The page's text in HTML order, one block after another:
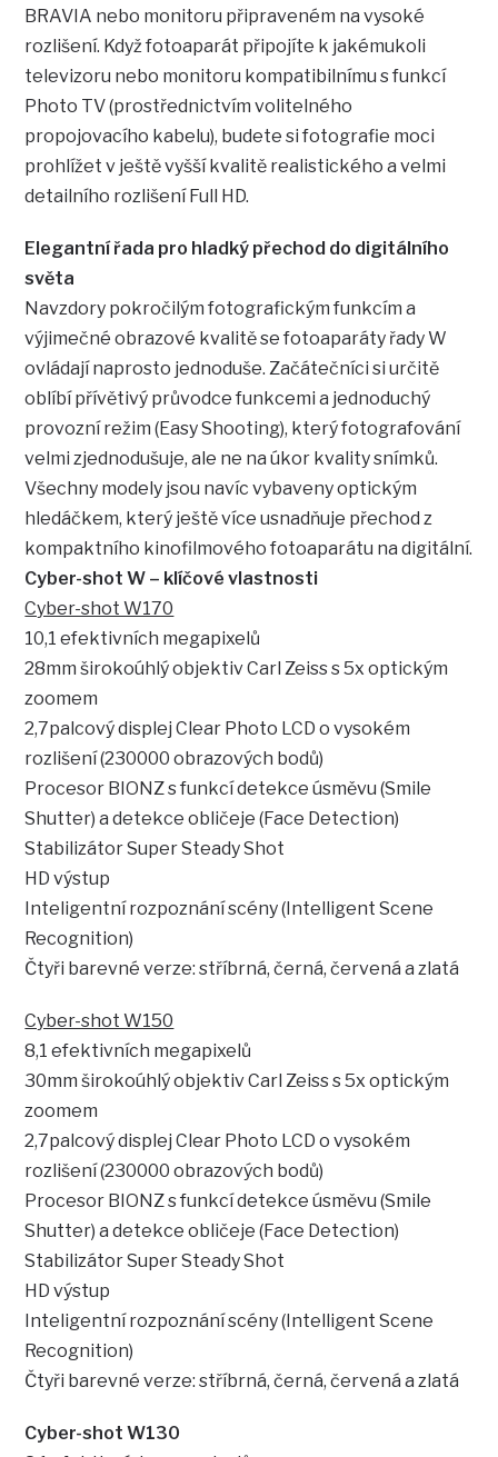
BRAVIA nebo monitoru připraveném na vysoké
rozlišení. Když fotoaparát připojíte k jakémukoli
televizoru nebo monitoru kompatibilnímu s funkcí
Photo TV (prostřednictvím volitelného
propojovacího kabelu), budete si fotografie moci
prohlížet v ještě vyšší kvalitě realistického a velmi
detailního rozlišení Full HD.
Elegantní řada pro hladký přechod do digitálního
světa
Navzdory pokročilým fotografickým funkcím a
výjimečné obrazové kvalitě se fotoaparáty řady W
ovládají naprosto jednoduše. Začátečníci si určitě
oblíbí přívětivý průvodce funkcemi a jednoduchý
provozní režim (Easy Shooting), který fotografování
velmi zjednodušuje, ale ne na úkor kvality snímků.
Všechny modely jsou navíc vybaveny optickým
hledáčkem, který ještě více usnadňuje přechod z
kompaktního kinofilmového fotoaparátu na digitální.
Cyber-shot W – klíčové vlastnosti
Cyber-shot W170
10,1 efektivních megapixelů
28mm širokoúhlý objektiv Carl Zeiss s 5x optickým
zoomem
2,7palcový displej Clear Photo LCD o vysokém
rozlišení (230000 obrazových bodů)
Procesor BIONZ s funkcí detekce úsměvu (Smile
Shutter) a detekce obličeje (Face Detection)
Stabilizátor Super Steady Shot
HD výstup
Inteligentní rozpoznání scény (Intelligent Scene
Recognition)
Čtyři barevné verze: stříbrná, černá, červená a zlatá
Cyber-shot W150
8,1 efektivních megapixelů
30mm širokoúhlý objektiv Carl Zeiss s 5x optickým
zoomem
2,7palcový displej Clear Photo LCD o vysokém
rozlišení (230000 obrazových bodů)
Procesor BIONZ s funkcí detekce úsměvu (Smile
Shutter) a detekce obličeje (Face Detection)
Stabilizátor Super Steady Shot
HD výstup
Inteligentní rozpoznání scény (Intelligent Scene
Recognition)
Čtyři barevné verze: stříbrná, černá, červená a zlatá
Cyber-shot W130